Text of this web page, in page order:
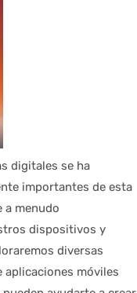
digitales se ha
importantes de esta
a menudo
dispositivos y
diversas
aplicaciones móviles